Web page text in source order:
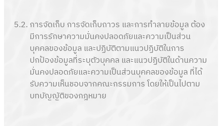
5.2. การจัดเก็บ การจัดเก็บถาวร และการทำลายข้อมูล ต้อง
มีการรักษาความมั่นคงปลอดภัยและความเป็นส่วน
บุคคลของข้อมูล และปฏิบัติตามแนวปฏิบัติในการ
ปกป้องข้อมูลที่ระบุตัวบุคคล และแนวปฏิบัติในด้านความ
มั่นคงปลอดภัยและความเป็นส่วนบุคคลของข้อมูล ที่ได้
รับความเห็นชอบจากคณะกรรมการ โดยให้เป็นไปตาม
บทบัญญัติของกฎหมาย